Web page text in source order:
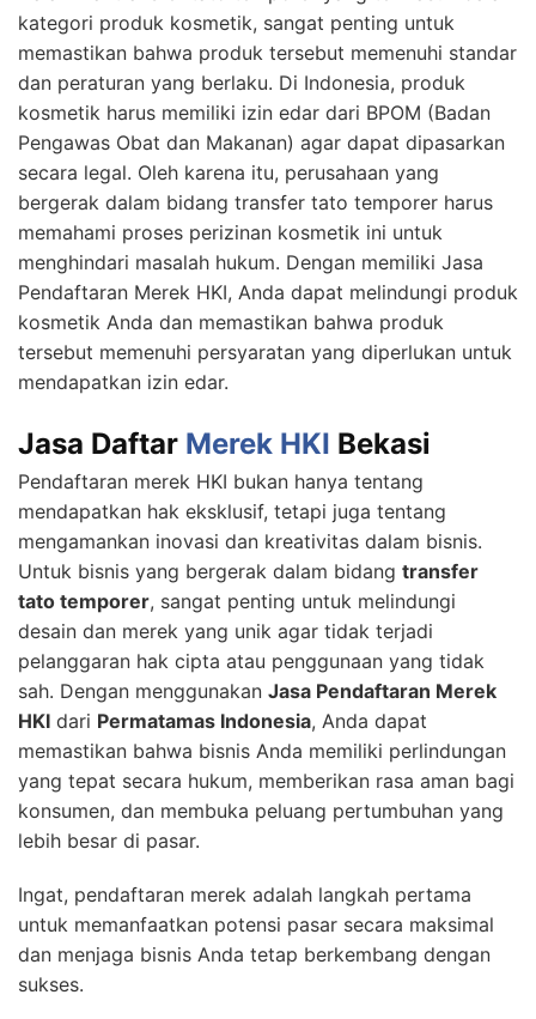
kategori produk kosmetik, sangat penting untuk
memastikan bahwa produk tersebut memenuhi standar
dan peraturan yang berlaku. Di Indonesia, produk
kosmetik harus memiliki izin edar dari BPOM (Badan
Pengawas Obat dan Makanan) agar dapat dipasarkan
secara legal. Oleh karena itu, perusahaan yang
bergerak dalam bidang transfer tato temporer harus
memahami proses perizinan kosmetik ini untuk
menghindari masalah hukum. Dengan memiliki Jasa
Pendaftaran Merek HKI, Anda dapat melindungi produk
kosmetik Anda dan memastikan bahwa produk
tersebut memenuhi persyaratan yang diperlukan untuk
mendapatkan izin edar.
Jasa Daftar Merek HKI Bekasi
Pendaftaran merek HKI bukan hanya tentang
mendapatkan hak eksklusif, tetapi juga tentang
mengamankan inovasi dan kreativitas dalam bisnis.
Untuk bisnis yang bergerak dalam bidang transfer
tato temporer, sangat penting untuk melindungi
desain dan merek yang unik agar tidak terjadi
pelanggaran hak cipta atau penggunaan yang tidak
sah. Dengan menggunakan Jasa Pendaftaran Merek
HKI dari Permatamas Indonesia, Anda dapat
memastikan bahwa bisnis Anda memiliki perlindungan
yang tepat secara hukum, memberikan rasa aman bagi
konsumen, dan membuka peluang pertumbuhan yang
lebih besar di pasar.
Ingat, pendaftaran merek adalah langkah pertama
untuk memanfaatkan potensi pasar secara maksimal
dan menjaga bisnis Anda tetap berkembang dengan
sukses.